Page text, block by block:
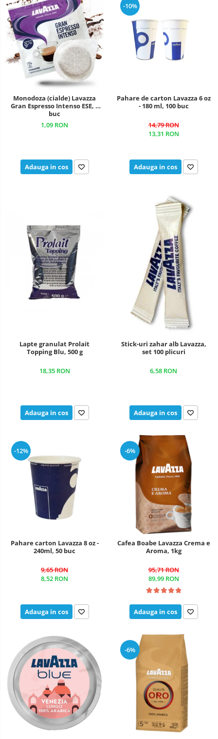
Monodoza (cialde) Lavazza
Gran Espresso Intenso ESE, 1
buc
1,09 RON
Adauga in cos
-10%
Pahare de carton Lavazza 6 oz
- 180 ml, 100 buc
14,79 RON
13,31 RON
Adauga in cos
Lapte granulat Prolait
Topping Blu, 500 g
18,35 RON
Adauga in cos
Stick-uri zahar alb Lavazza,
set 100 plicuri
6,58 RON
Adauga in cos
-12%
Pahare carton Lavazza 8 oz -
240ml, 50 buc
9,65 RON
8,52 RON
Adauga in cos
-6%
Cafea Boabe Lavazza Crema e
Aroma, 1kg
95,71 RON
89,99 RON
Adauga in cos
-6%